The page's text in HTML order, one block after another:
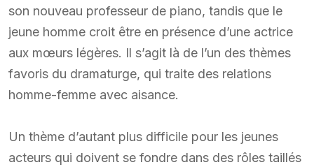
son nouveau professeur de piano, tandis que le
jeune homme croit être en présence d’une actrice
aux mœurs légères. Il s’agit là de l’un des thèmes
favoris du dramaturge, qui traite des relations
homme-femme avec aisance.
Un thème d’autant plus difficile pour les jeunes
acteurs qui doivent se fondre dans des rôles taillés